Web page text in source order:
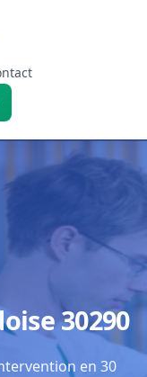
30290
en 30